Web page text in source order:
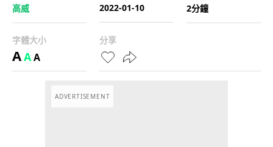
高威
2022-01-10
2分鐘
字體大小
AAA
分享
ADVERTISEMENT